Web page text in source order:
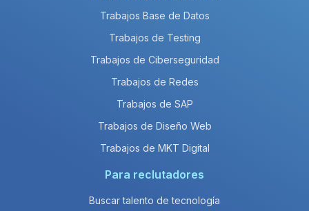
Trabajos Base de Datos
Trabajos de Testing
Trabajos de Ciberseguridad
Trabajos de Redes
Trabajos de SAP
Trabajos de Diseño Web
Trabajos de MKT Digital
Para reclutadores
Buscar talento de tecnología